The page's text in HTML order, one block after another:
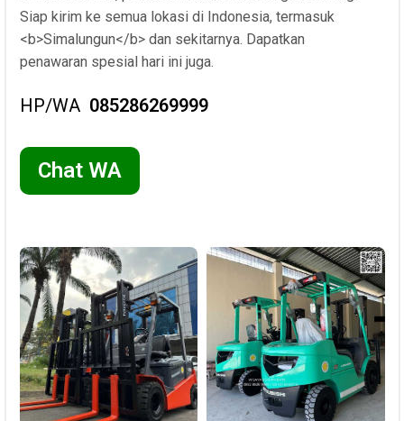
Siap kirim ke semua lokasi di Indonesia, termasuk
<b>Simalungun</b> dan sekitarnya. Dapatkan
penawaran spesial hari ini juga.
HP/WA 085286269999
Chat WA